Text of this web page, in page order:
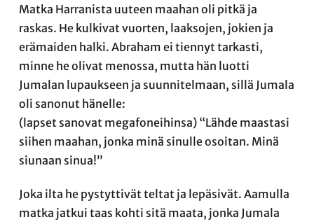
Matka Harranista uuteen maahan oli pitkä ja
raskas. He kulkivat vuorten, laaksojen, jokien ja
erämaiden halki. Abraham ei tiennyt tarkasti,
minne he olivat menossa, mutta hän luotti
Jumalan lupaukseen ja suunnitelmaan, sillä Jumala
oli sanonut hänelle:
(lapset sanovat megafoneihinsa) “Lähde maastasi
siihen maahan, jonka minä sinulle osoitan. Minä
siunaan sinua!”
Joka ilta he pystyttivät teltat ja lepäsivät. Aamulla
matka jatkui taas kohti sitä maata, jonka Jumala